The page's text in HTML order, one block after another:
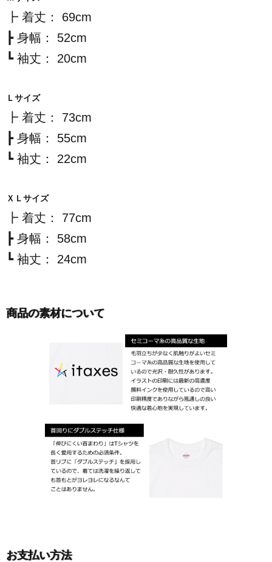
┣ 着丈： 69cm
┣ 身幅： 52cm
┗ 袖丈： 20cm
Ｌサイズ
┣ 着丈： 73cm
┣ 身幅： 55cm
┗ 袖丈： 22cm
ＸＬサイズ
┣ 着丈： 77cm
┣ 身幅： 58cm
┗ 袖丈： 24cm
商品の素材について
お支払い方法